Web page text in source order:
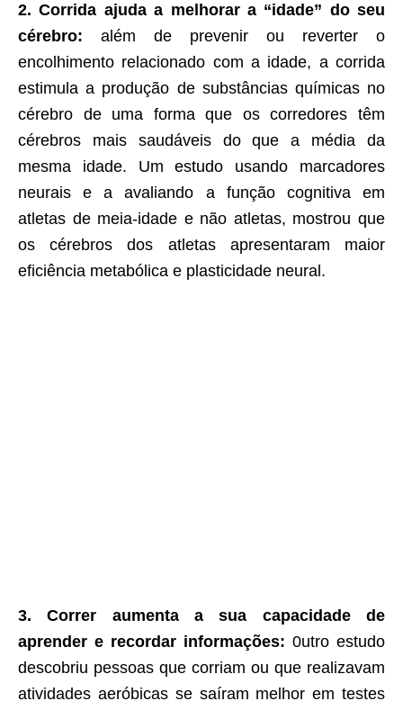
2. Corrida ajuda a melhorar a “idade” do seu
cérebro: além de prevenir ou reverter o
encolhimento relacionado com a idade, a corrida
estimula a produção de substâncias químicas no
cérebro de uma forma que os corredores têm
cérebros mais saudáveis do que a média da
mesma idade. Um estudo usando marcadores
neurais e a avaliando a função cognitiva em
atletas de meia-idade e não atletas, mostrou que
os cérebros dos atletas apresentaram maior
eficiência metabólica e plasticidade neural.
3. Correr aumenta a sua capacidade de
aprender e recordar informações: 0utro estudo
descobriu pessoas que corriam ou que realizavam
atividades aeróbicas se saíram melhor em testes